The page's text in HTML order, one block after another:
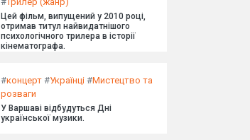
Цей фільм, випущений у 2010 році,
отримав титул найвидатнішого
психологічного трилера в історії
кінематографа.
#концерт #Українці #Мистецтво та
розваги
У Варшаві відбудуться Дні
української музики.